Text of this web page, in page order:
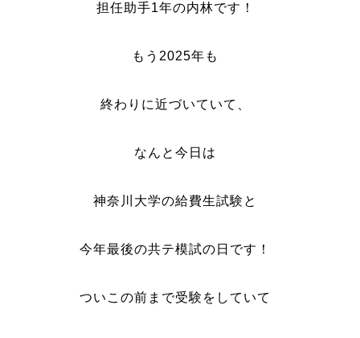
担任助手1年の内林です！
もう2025年も
終わりに近づいていて、
なんと今日は
神奈川大学の給費生試験と
今年最後の共テ模試の日です！
ついこの前まで受験をしていて